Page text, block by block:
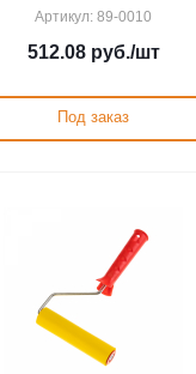
Артикул: 89-0010
512.08руб./шт
Под заказ